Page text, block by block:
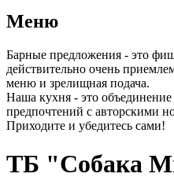
Меню
Барные предложения - это
действительно очень
меню и зрелищная подача.
Наша кухня - это
предпочтений с авторскими
Приходите и убедитесь сами!
ТБ "Собака